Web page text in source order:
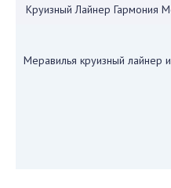
Круизный Лайнер Гармония
Меравилья круизный лайнер